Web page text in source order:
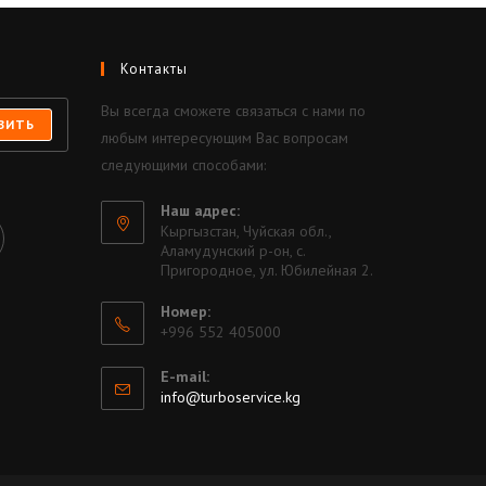
Контакты
Вы всегда сможете связаться с нами по
любым интересующим Вас вопросам
следующими способами:
Наш адрес:
Кыргызстан, Чуйская обл.,
Аламудунский р-он, с.
Пригородное, ул. Юбилейная 2.
Номер:
+996 552 405000
E-mail:
info@turboservice.kg